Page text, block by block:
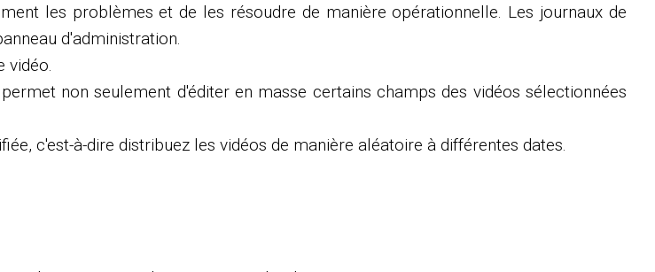
les problèmes et de les résoudre de manière opérationnelle. Les journaux de
d'administration.
vidéo.
non seulement d'éditer en masse certains champs des vidéos sélectionnées
c'est-à-dire distribuez les vidéos de manière aléatoire à différentes dates.